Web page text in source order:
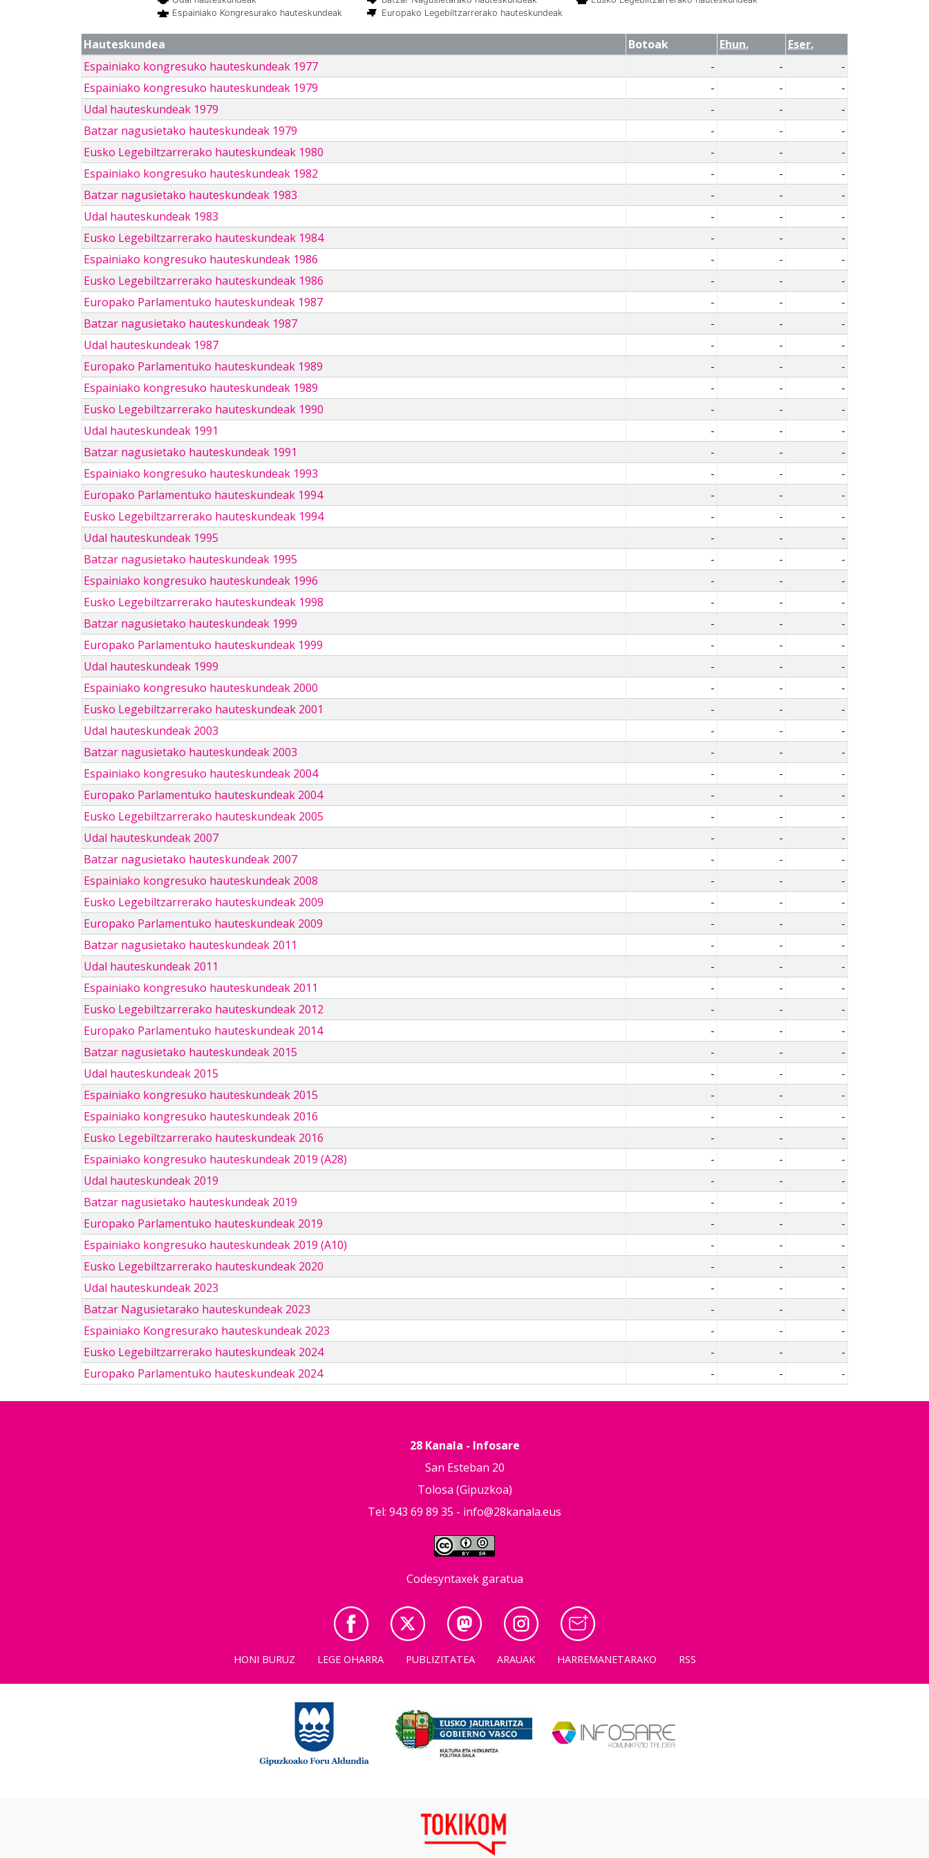
Espainiako Kongresurako hauteskundeak
Europako Legebiltzarrerako hauteskundeak
Hauteskundea Botoak Ehun.
Eser.
Espainiako kongresuko hauteskundeak 1977
- -
-
Espainiako kongresuko hauteskundeak 1979
- -
-
Udal hauteskundeak 1979
- -
-
Batzar nagusietako hauteskundeak 1979
- -
-
Eusko Legebiltzarrerako hauteskundeak 1980
- -
-
Espainiako kongresuko hauteskundeak 1982
- -
-
Batzar nagusietako hauteskundeak 1983
- -
-
Udal hauteskundeak 1983
- -
-
Eusko Legebiltzarrerako hauteskundeak 1984
- -
-
Espainiako kongresuko hauteskundeak 1986
- -
-
Eusko Legebiltzarrerako hauteskundeak 1986
- -
-
Europako Parlamentuko hauteskundeak 1987
- -
-
Batzar nagusietako hauteskundeak 1987
- -
-
Udal hauteskundeak 1987
- -
-
Europako Parlamentuko hauteskundeak 1989
- -
-
Espainiako kongresuko hauteskundeak 1989
- -
-
Eusko Legebiltzarrerako hauteskundeak 1990
- -
-
Udal hauteskundeak 1991
- -
-
Batzar nagusietako hauteskundeak 1991
- -
-
Espainiako kongresuko hauteskundeak 1993
- -
-
Europako Parlamentuko hauteskundeak 1994
- -
-
Eusko Legebiltzarrerako hauteskundeak 1994
- -
-
Udal hauteskundeak 1995
- -
-
Batzar nagusietako hauteskundeak 1995
- -
-
Espainiako kongresuko hauteskundeak 1996
- -
-
Eusko Legebiltzarrerako hauteskundeak 1998
- -
-
Batzar nagusietako hauteskundeak 1999
- -
-
Europako Parlamentuko hauteskundeak 1999
- -
-
Udal hauteskundeak 1999
- -
-
Espainiako kongresuko hauteskundeak 2000
- -
-
Eusko Legebiltzarrerako hauteskundeak 2001
- -
-
Udal hauteskundeak 2003
- -
-
Batzar nagusietako hauteskundeak 2003
- -
-
Espainiako kongresuko hauteskundeak 2004
- -
-
Europako Parlamentuko hauteskundeak 2004
- -
-
Eusko Legebiltzarrerako hauteskundeak 2005
- -
-
Udal hauteskundeak 2007
- -
-
Batzar nagusietako hauteskundeak 2007
- -
-
Espainiako kongresuko hauteskundeak 2008
- -
-
Eusko Legebiltzarrerako hauteskundeak 2009
- -
-
Europako Parlamentuko hauteskundeak 2009
- -
-
Batzar nagusietako hauteskundeak 2011
- -
-
Udal hauteskundeak 2011
- -
-
Espainiako kongresuko hauteskundeak 2011
- -
-
Eusko Legebiltzarrerako hauteskundeak 2012
- -
-
Europako Parlamentuko hauteskundeak 2014
- -
-
Batzar nagusietako hauteskundeak 2015
- -
-
Udal hauteskundeak 2015
- -
-
Espainiako kongresuko hauteskundeak 2015
- -
-
Espainiako kongresuko hauteskundeak 2016
- -
-
Eusko Legebiltzarrerako hauteskundeak 2016
- -
-
Espainiako kongresuko hauteskundeak 2019 (A28)
- -
-
Udal hauteskundeak 2019
- -
-
Batzar nagusietako hauteskundeak 2019
- -
-
Europako Parlamentuko hauteskundeak 2019
- -
-
Espainiako kongresuko hauteskundeak 2019 (A10)
- -
-
Eusko Legebiltzarrerako hauteskundeak 2020
- -
-
Udal hauteskundeak 2023
- -
-
Batzar Nagusietarako hauteskundeak 2023
- -
-
Espainiako Kongresurako hauteskundeak 2023
- -
-
Eusko Legebiltzarrerako hauteskundeak 2024
- -
-
Europako Parlamentuko hauteskundeak 2024
- - -
28 Kanala - Infosare
San Esteban 20
Tolosa (Gipuzkoa)
Tel: 943 69 89 35 - info@28kanala.eus
Codesyntaxek garatua
HONI BURUZ LEGE OHARRA PUBLIZITATEA ARAUAK HARREMANETARAKO RSS